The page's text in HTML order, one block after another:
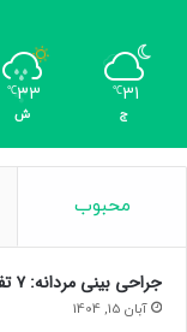
31
℃
ج
33
℃
ش
محبوب
جراحی بینی مردانه: ۷ تفاوت کلیدی که بینی شما را “زنانه” نمی‌کند!
آبان 15, 1404